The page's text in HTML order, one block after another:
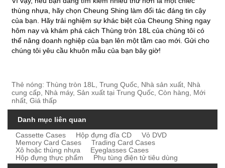
thùng nhựa, hãy chọn Cheung Shing làm đối tác đáng tin cậy
của bạn. Hãy trải nghiệm sự khác biệt của Cheung Shing ngay
hôm nay và khám phá cách Thùng tròn 18L của chúng tôi có
thể nâng doanh nghiệp của bạn lên một tầm cao mới. Gửi cho
chúng tôi yêu cầu khuôn mẫu của bạn bây giờ!
Thẻ nóng: Thùng tròn 18L, Trung Quốc, Nhà sản xuất, Nhà
cung cấp, Nhà máy, Sản xuất tại Trung Quốc, Còn hàng, Mới
nhất, Giá thấp
Danh mục liên quan
Cassette Cases
Hộp đựng đĩa CD
Vỏ DVD
Memory Card Cases
Trading Card Cases
Xô hoặc thùng nhựa
Eyeglasses Cases
Hộp đựng thực phẩm
Phụ tùng điện tử tiêu dùng